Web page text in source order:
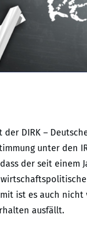
der DIRK –
unter den
der seit
ist es auch
ausfällt.